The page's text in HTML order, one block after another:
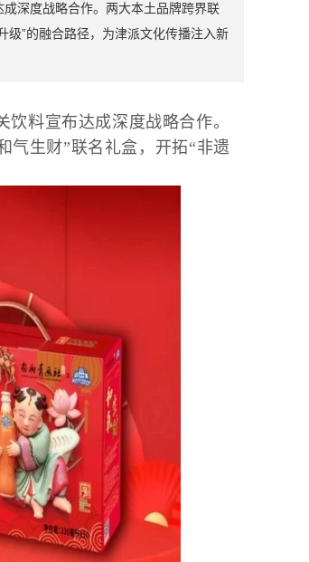
深度战略合作。两大本土品牌跨界联
级”的融合路径，为津派文化传播注入新
料宣布达成深度战略合作。
气生财”联名礼盒，开拓“非遗